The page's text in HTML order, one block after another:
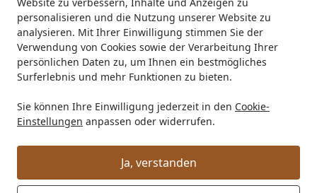
Website zu verbessern, Inhalte und Anzeigen zu
personalisieren und die Nutzung unserer Website zu
analysieren. Mit Ihrer Einwilligung stimmen Sie der
Verwendung von Cookies sowie der Verarbeitung Ihrer
persönlichen Daten zu, um Ihnen ein bestmögliches
Surferlebnis und mehr Funktionen zu bieten.
Sie können Ihre Einwilligung jederzeit in den Cookie-
Einstellungen anpassen oder widerrufen.
Ja, verstanden
Karibu Amelia 3 - Sauna mit
Eckeinstieg 68 mm
(1 Bewertung)